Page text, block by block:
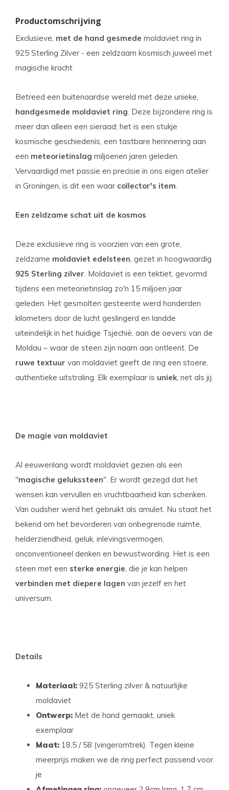
Productomschrijving
Exclusieve, met de hand gesmede moldaviet ring in
925 Sterling Zilver - een zeldzaam kosmisch juweel met
magische kracht
Betreed een buitenaardse wereld met deze unieke,
handgesmede moldaviet ring. Deze bijzondere ring is
meer dan alleen een sieraad; het is een stukje
kosmische geschiedenis, een tastbare herinnering aan
een meteorietinslag miljoenen jaren geleden.
Vervaardigd met passie en precisie in ons eigen atelier
in Groningen, is dit een waar collector's item.
Een zeldzame schat uit de kosmos
Deze exclusieve ring is voorzien van een grote,
zeldzame moldaviet edelsteen, gezet in hoogwaardig
925 Sterling zilver. Moldaviet is een tektiet, gevormd
tijdens een meteorietinslag zo'n 15 miljoen jaar
geleden. Het gesmolten gesteente werd honderden
kilometers door de lucht geslingerd en landde
uiteindelijk in het huidige Tsjechië, aan de oevers van de
Moldau – waar de steen zijn naam aan ontleent. De
ruwe textuur van moldaviet geeft de ring een stoere,
authentieke uitstraling. Elk exemplaar is uniek, net als jij.
De magie van moldaviet
Al eeuwenlang wordt moldaviet gezien als een
"magische gelukssteen". Er wordt gezegd dat het
wensen kan vervullen en vruchtbaarheid kan schenken.
Van oudsher werd het gebruikt als amulet. Nu staat het
bekend om het bevorderen van onbegrensde ruimte,
helderziendheid, geluk, inlevingsvermogen,
onconventioneel denken en bewustwording. Het is een
steen met een sterke energie, die je kan helpen
verbinden met diepere lagen van jezelf en het
universum.
Details
Materiaal: 925 Sterling zilver & natuurlijke
moldaviet
Ontwerp: Met de hand gemaakt, uniek
exemplaar
Maat: 18,5 / 58 (vingeromtrek). Tegen kleine
meerprijs maken we de ring perfect passend voor
je